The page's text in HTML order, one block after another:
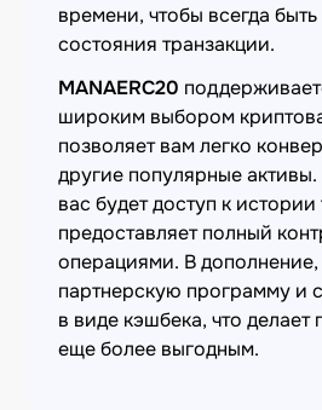
времени, чтобы всегда
состояния транзакции.
MANAERC20
широким выбором
позволяет вам легко
другие популярные
вас будет доступ к истории
предоставляет полный
операциями. В
партнерскую программу и
в виде кэшбека, что делает
еще более выгодным.